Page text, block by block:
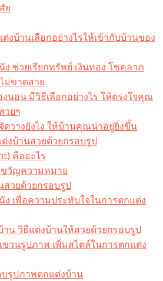
ย
งบ้านเลือกอย่างไรให้เข้ากับบ้านของ
ช่วยเรียกทรัพย์ เงินทอง โชคลาภ
ม่ขาดสาย
นอน มีวิธีเลือกอย่างไร ให้ตรงใจคุณ
วยๆ
ดวางยังไง ให้บ้านคุณน่าอยู่ยิ่งขึ้น
ต่งบ้านสวยด้วยกรอบรูป
คืออะไร​
ขวัญความหมาย
สวยด้วยกรอบรูป
เพื่อความประทับใจในการตกแต่ง
น วิธีแต่งบ้านให้สวยด้วยกรอบรูป
วนรูปภาพ เพิ่มสไตล์ในการตกแต่ง
รูปภาพตกแต่งบ้าน